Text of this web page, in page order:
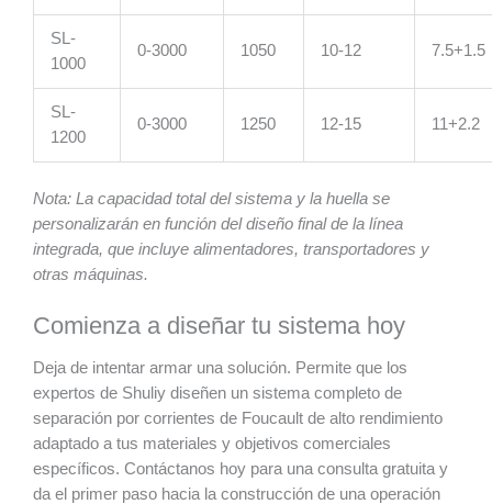
SL-
1000
0-3000 1050 10-12 7.5+1.5
SL-
1200
0-3000 1250 12-15 11+2.2
Nota: La capacidad total del sistema y la huella se
personalizarán en función del diseño final de la línea
integrada, que incluye alimentadores, transportadores y
otras máquinas.
Comienza a diseñar tu sistema hoy
Deja de intentar armar una solución. Permite que los
expertos de Shuliy diseñen un sistema completo de
separación por corrientes de Foucault de alto rendimiento
adaptado a tus materiales y objetivos comerciales
específicos. Contáctanos hoy para una consulta gratuita y
da el primer paso hacia la construcción de una operación